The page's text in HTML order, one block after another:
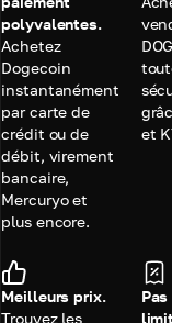
polyvalentes.
Achetez
Dogecoin
instantanément
par carte de
crédit ou de
débit, virement
bancaire,
Mercuryo et
plus encore.
et
Meilleurs prix.
Trouvez les